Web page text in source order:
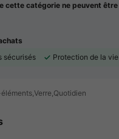
cette catégorie ne peuvent
sécurisés
Protection de la